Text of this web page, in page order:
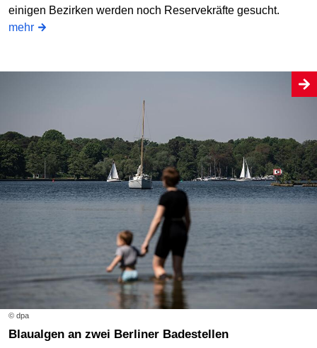
einigen Bezirken werden noch Reservekräfte gesucht.
mehr
© dpa
Blaualgen an zwei Berliner Badestellen